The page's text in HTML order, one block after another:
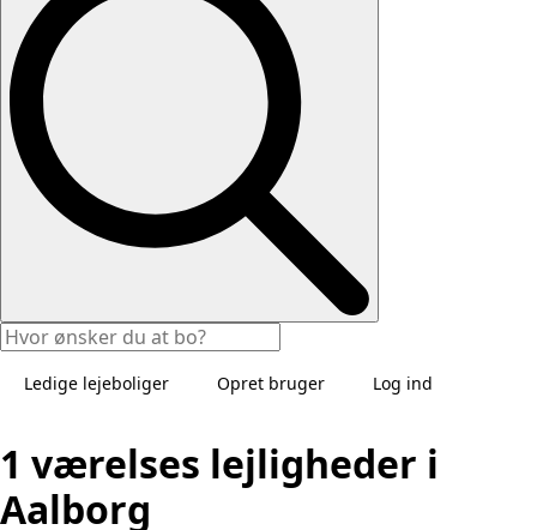
Ledige lejeboliger Opret bruger Log ind
1 værelses lejligheder i
Aalborg